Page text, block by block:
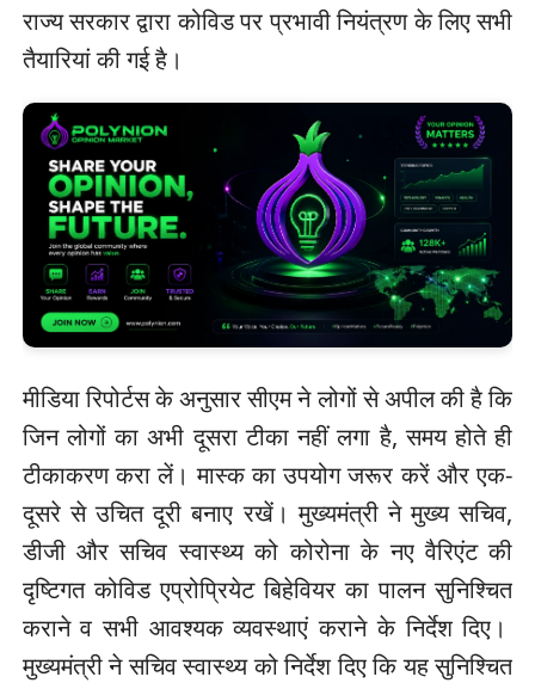
राज्य सरकार द्वारा कोविड पर प्रभावी नियंत्रण के लिए सभी
तैयारियां की गई है।
मीडिया रिपोर्टस के अनुसार सीएम ने लोगों से अपील की है कि
जिन लोगों का अभी दूसरा टीका नहीं लगा है, समय होते ही
टीकाकरण करा लें। मास्क का उपयोग जरूर करें और एक-
दूसरे से उचित दूरी बनाए रखें। मुख्यमंत्री ने मुख्य सचिव,
डीजी और सचिव स्वास्थ्य को कोरोना के नए वैरिएंट की
दृष्टिगत कोविड एप्रोप्रियेट बिहेवियर का पालन सुनिश्चित
कराने व सभी आवश्यक व्यवस्थाएं कराने के निर्देश दिए।
मुख्यमंत्री ने सचिव स्वास्थ्य को निर्देश दिए कि यह सुनिश्चित